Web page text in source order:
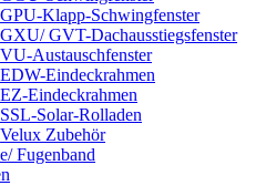
GPU-Klapp-Schwingfenster
GXU/ GVT-Dachausstiegsfenster
VU-Austauschfenster
EDW-Eindeckrahmen
EZ-Eindeckrahmen
SSL-Solar-Rolladen
Velux Zubehör
Fugenband